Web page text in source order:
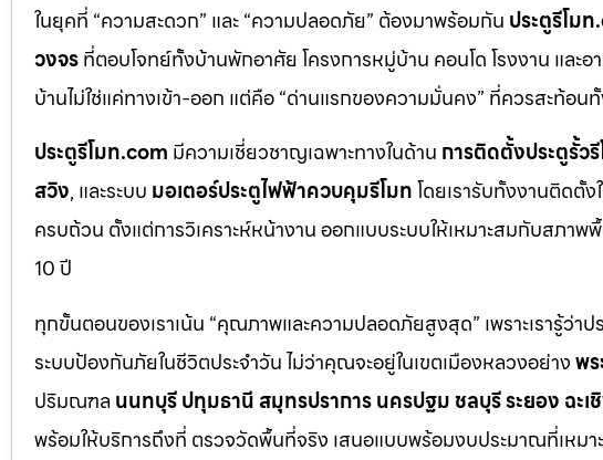
ในยุคที่ “ความสะดวก” และ “ความปลอดภัย” ต้องมาพร้อมกัน ประตูรีโม
วงจรที่ตอบโจทย์ทั้งบ้านพักอาศัย โครงการหมู่บ้าน คอนโด โรงงาน และ
บ้านไม่ใช่แค่ทางเข้า-ออก แต่คือ “ด่านแรกของความมั่นคง” ที่ควรสะท้
ประตูรีโมท.com มีความเชี่ยวชาญเฉพาะทางในด้าน การติดตั้งประตูรั้ว
สวิง, และระบบ มอเตอร์ประตูไฟฟ้าควบคุมรีโมทโดยเรารับทั้งงานติดตั้
ครบถ้วน ตั้งแต่การวิเคราะห์หน้างาน ออกแบบระบบให้เหมาะสมกับสภ
10 ปี
ทุกขั้นตอนของเราเน้น “คุณภาพและความปลอดภัยสูงสุด” เพราะเรารู้ว่า
ระบบป้องกันภัยในชีวิตประจำวัน ไม่ว่าคุณจะอยู่ในเขตเมืองหลวงอย่างพ
ปริมณฑล นนทบุรี ปทุมธานี สมุทรปราการ นครปฐม ชลบุรี ระยอง ฉะเ
พร้อมให้บริการถึงที่ ตรวจวัดพื้นที่จริง เสนอแบบพร้อมงบประมาณที่เหม